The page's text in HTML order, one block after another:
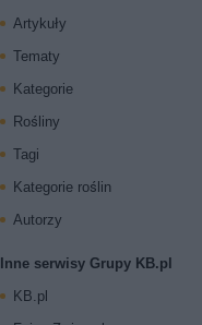
Artykuły
Tematy
Kategorie
Rośliny
Tagi
Kategorie roślin
Autorzy
Inne serwisy Grupy KB.pl
KB.pl